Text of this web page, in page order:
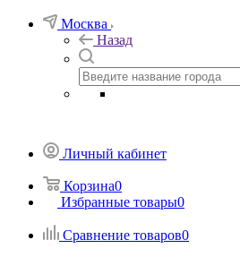
Москва
Назад
Личный кабинет
Корзина0
Избранные товары0
Сравнение товаров0